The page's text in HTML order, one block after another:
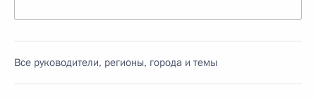
Все руководители, регионы, города и темы